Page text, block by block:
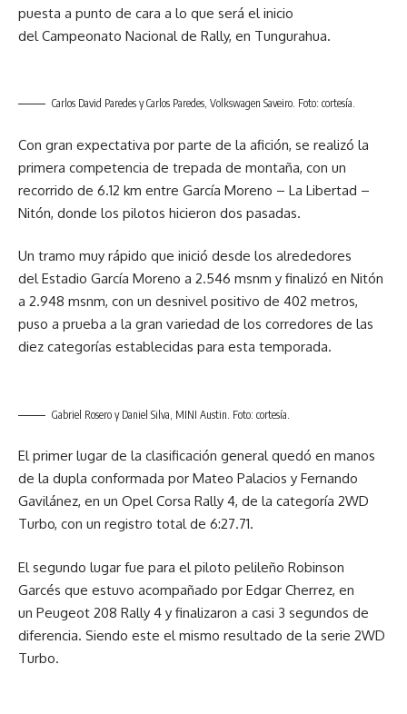
puesta a punto de cara a lo que será el inicio
del Campeonato Nacional de Rally, en Tungurahua.
Carlos David Paredes y Carlos Paredes, Volkswagen Saveiro. Foto: cortesía.
Con gran expectativa por parte de la afición, se realizó la
primera competencia de trepada de montaña, con un
recorrido de 6.12 km entre García Moreno – La Libertad –
Nitón, donde los pilotos hicieron dos pasadas.
Un tramo muy rápido que inició desde los alrededores
del Estadio García Moreno a 2.546 msnm y finalizó en Nitón
a 2.948 msnm, con un desnivel positivo de 402 metros,
puso a prueba a la gran variedad de los corredores de las
diez categorías establecidas para esta temporada.
Gabriel Rosero y Daniel Silva, MINI Austin. Foto: cortesía.
El primer lugar de la clasificación general quedó en manos
de la dupla conformada por Mateo Palacios y Fernando
Gavilánez, en un Opel Corsa Rally 4, de la categoría 2WD
Turbo, con un registro total de 6:27.71.
El segundo lugar fue para el piloto pelileño Robinson
Garcés que estuvo acompañado por Edgar Cherrez, en
un Peugeot 208 Rally 4 y finalizaron a casi 3 segundos de
diferencia. Siendo este el mismo resultado de la serie 2WD
Turbo.